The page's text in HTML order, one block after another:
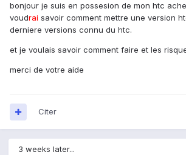
bonjour je suis en possesion de mon htc
voudrai savoir comment mettre une version
derniere versions connu du htc.
et je voulais savoir comment faire et les
merci de votre aide
Citer
3 weeks later...